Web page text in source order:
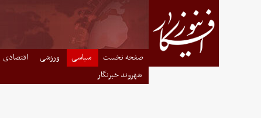
صفحه نخست سیاسی ورزشی اقتصادی
شهروند خبرنگار